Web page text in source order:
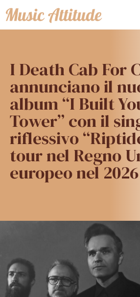
Vai
al
I Death Cab For
annunciano il
album “I Built
Tower” con il
riflessivo
tour nel Regno
europeo nel 2026